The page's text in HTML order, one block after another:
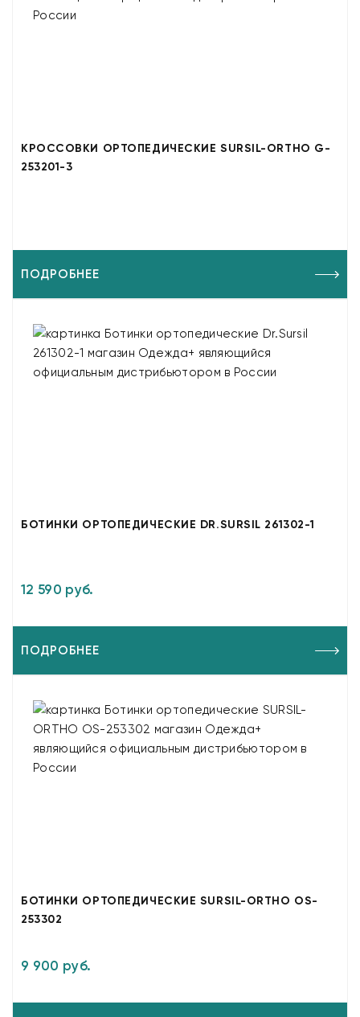
КРОССОВКИ ОРТОПЕДИЧЕСКИЕ SURSIL-ORTHO G-
253201-3
ПОДРОБНЕЕ
БОТИНКИ ОРТОПЕДИЧЕСКИЕ DR.SURSIL 261302-1
12 590 руб.
ПОДРОБНЕЕ
БОТИНКИ ОРТОПЕДИЧЕСКИЕ SURSIL-ORTHO OS-
253302
9 900 руб.